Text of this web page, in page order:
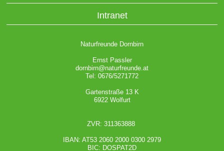
Intranet
Naturfreunde Dornbirn
Ernst Passler
dornbirn@naturfreunde.at
Tel: 0676/5271772
Gartenstraße 13 K
6922 Wolfurt
ZVR: 311363888
IBAN: AT53 2060 2000 0300 2979
BIC: DOSPAT2D